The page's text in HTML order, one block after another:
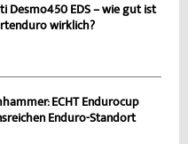
Desmo450 EDS – wie gut ist
wirklich?
ECHT Endurocup
Enduro-Standort